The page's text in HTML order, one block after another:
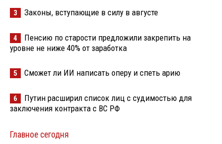
3 Законы, вступающие в силу в августе
4
Пенсию по старости предложили закрепить на
уровне не ниже 40% от заработка
5 Сможет ли ИИ написать оперу и спеть арию
6
Путин расширил список лиц с судимостью для
заключения контракта с ВС РФ
Главное сегодня